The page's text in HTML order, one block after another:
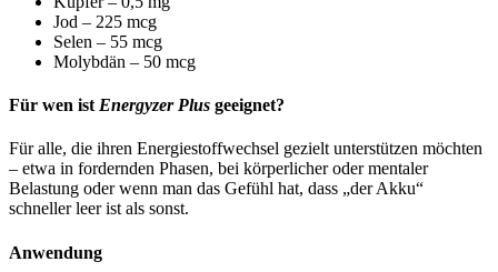
Jod – 225 mcg
Selen – 55 mcg
Molybdän – 50 mcg
Für wen ist Energyzer Plus geeignet?
Für alle, die ihren Energiestoffwechsel gezielt unterstützen möchten
– etwa in fordernden Phasen, bei körperlicher oder mentaler
Belastung oder wenn man das Gefühl hat, dass „der Akku“
schneller leer ist als sonst.
Anwendung